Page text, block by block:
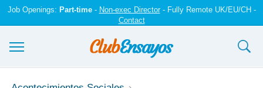
Job Openings: Part-time- Non-exec Director- Fully Remote UK/EU/CH -
Contact
Ensayos y trabajos